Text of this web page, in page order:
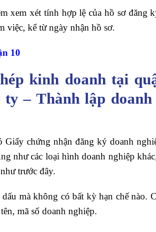
xem xét tính hợp lệ của hồ sơ đăng
việc, kể từ ngày nhận hồ sơ.
10
kinh doanh tại
ty – Thành lập
chứng nhận đăng ký doanh
như các loại hình doanh nghiệp
trước đây.
mà không có bất kỳ hạn chế nào.
mã số doanh nghiệp.